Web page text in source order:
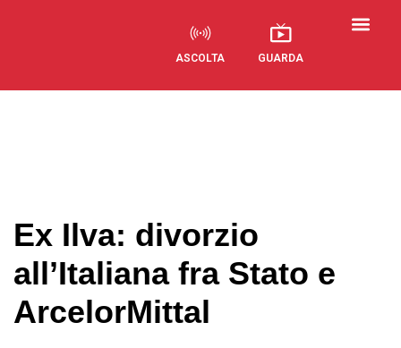
ASCOLTA GUARDA
Ex Ilva: divorzio
all’Italiana fra Stato e
ArcelorMittal